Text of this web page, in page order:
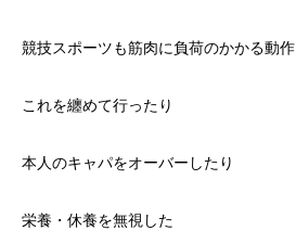
競技スポーツも筋肉に負荷のかかる動作
これを纏めて行ったり
本人のキャパをオーバーしたり
栄養・休養を無視した